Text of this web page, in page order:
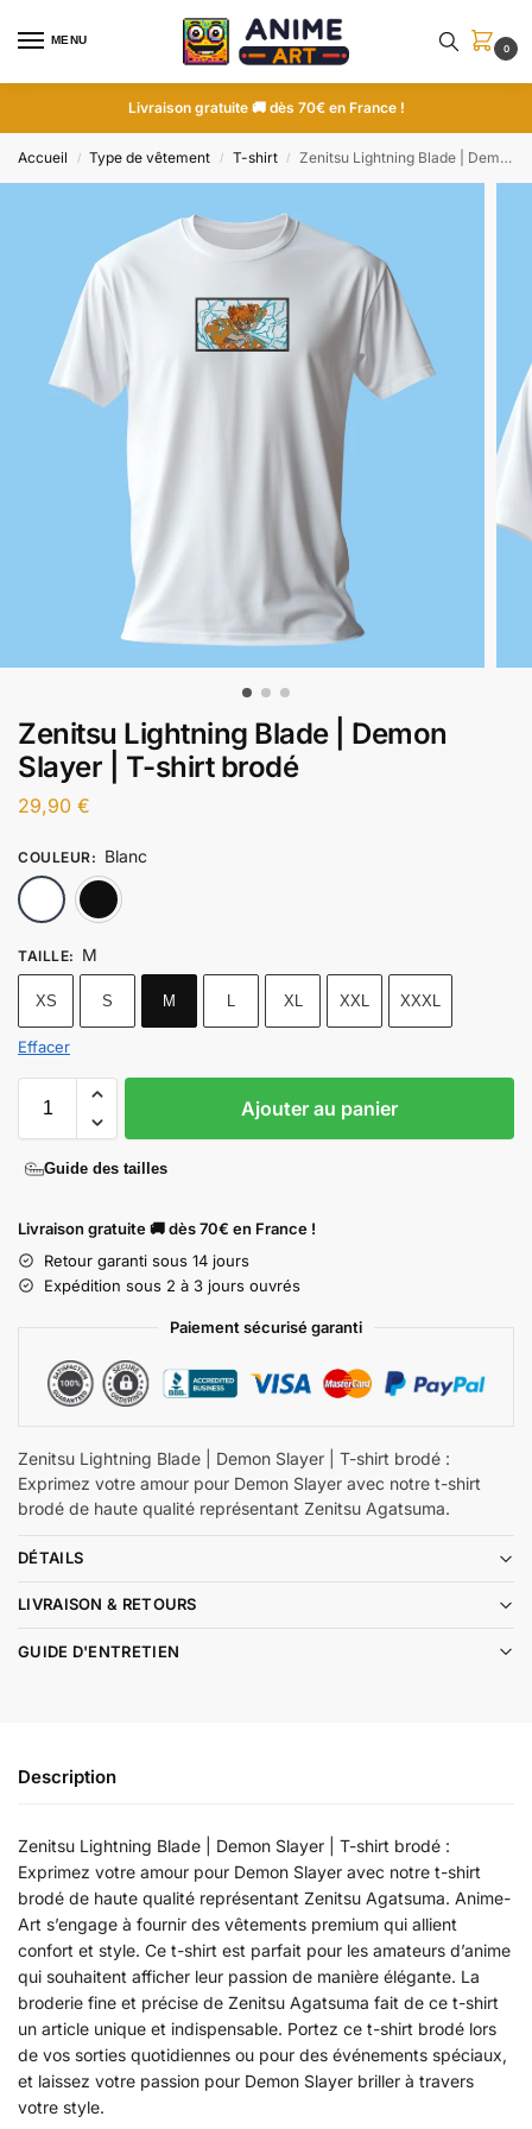
MENU
0
Livraison gratuite 🚚 dès 70€ en France !
Accueil / Type de vêtement / T-shirt / Zenitsu Lightning Blade | Demon Slayer | T-shirt brodé
Zenitsu Lightning Blade | Demon
Slayer | T-shirt brodé
29,90 €
COULEUR: Blanc
TAILLE: M
XS S M L XL XXL XXXL
Effacer
Ajouter au panier
Guide des tailles
Livraison gratuite 🚚 dès 70€ en France !
Retour garanti sous 14 jours
Expédition sous 2 à 3 jours ouvrés
Paiement sécurisé garanti
Zenitsu Lightning Blade | Demon Slayer | T-shirt brodé :
Exprimez votre amour pour Demon Slayer avec notre t-shirt
brodé de haute qualité représentant Zenitsu Agatsuma.
DÉTAILS
LIVRAISON & RETOURS
GUIDE D'ENTRETIEN
Description
Zenitsu Lightning Blade | Demon Slayer | T-shirt brodé :
Exprimez votre amour pour Demon Slayer avec notre t-shirt
brodé de haute qualité représentant Zenitsu Agatsuma. Anime-
Art s’engage à fournir des vêtements premium qui allient
confort et style. Ce t-shirt est parfait pour les amateurs d’anime
qui souhaitent afficher leur passion de manière élégante. La
broderie fine et précise de Zenitsu Agatsuma fait de ce t-shirt
un article unique et indispensable. Portez ce t-shirt brodé lors
de vos sorties quotidiennes ou pour des événements spéciaux,
et laissez votre passion pour Demon Slayer briller à travers
votre style.